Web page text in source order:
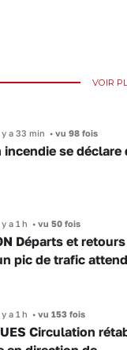
VOIR
a 33 min •vu 98 fois
incendie se déclare
a 1 h •vu 50 fois
Départs et
pic de trafic
a 1 h •vu 153 fois
Circulation